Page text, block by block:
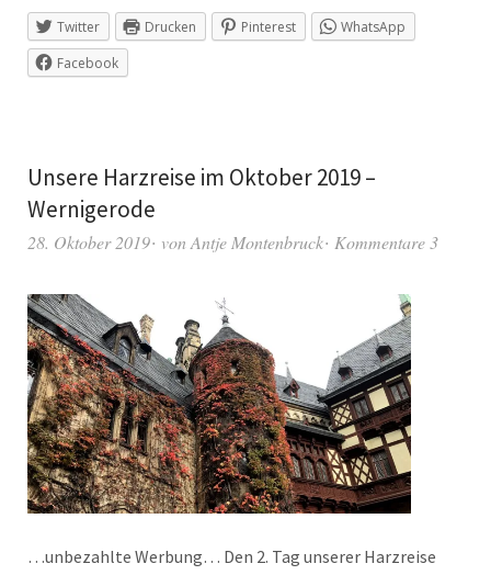
Twitter Drucken Pinterest
WhatsApp
Facebook
Unsere Harzreise im Oktober 2019 –
Wernigerode
28. Oktober 2019 vonAntje Montenbruck Kommentare 3
…unbezahlte Werbung… Den 2. Tag unserer Harzreise